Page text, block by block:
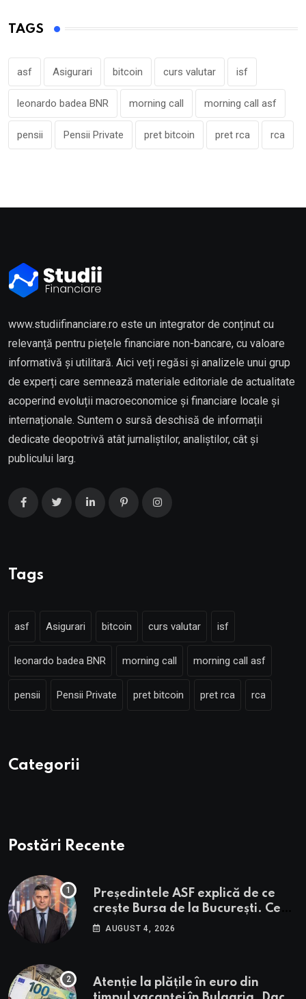
TAGS
asf Asigurari bitcoin curs valutar isf
leonardo badea BNR morning call morning call asf
pensii Pensii Private pret bitcoin pret rca rca
www.studiifinanciare.ro este un integrator de conținut cu
relevanță pentru piețele financiare non-bancare, cu valoare
informativă și utilitară. Aici veți regăsi și analizele unui grup
de experți care semnează materiale editoriale de actualitate
acoperind evoluții macroeconomice și financiare locale și
internaționale. Suntem o sursă deschisă de informații
dedicate deopotrivă atât jurnaliștilor, analiștilor, cât și
publicului larg.
Tags
asf Asigurari bitcoin curs valutar isf
leonardo badea BNR morning call morning call asf
pensii Pensii Private pret bitcoin pret rca rca
Categorii
Postări Recente
Președintele ASF explică de ce
crește Bursa de la București. Ce
urmează pentru BVB potrivit lui
AUGUST 4, 2026
Atenție la plățile în euro din